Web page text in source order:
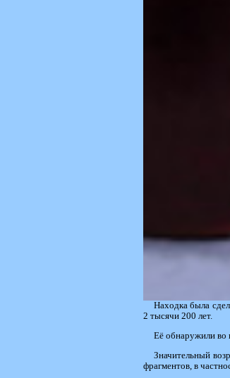
Находка была
2 тысячи 200 лет.
Её обнаружили во
Значительный
фрагментов, в